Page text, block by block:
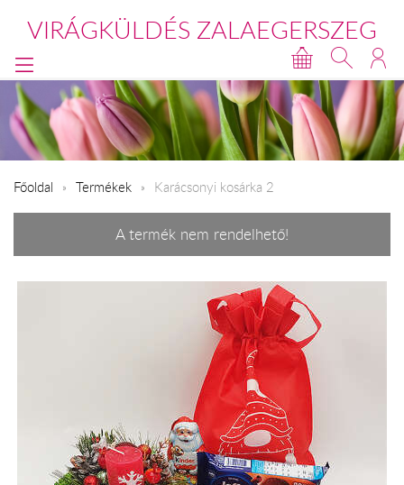
VIRÁGKÜLDÉS ZALAEGERSZEG
Főoldal Termékek Karácsonyi kosárka 2
A termék nem rendelhető!